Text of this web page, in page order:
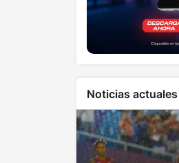
Noticias actuales